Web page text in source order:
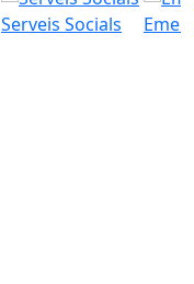
Serveis Socials